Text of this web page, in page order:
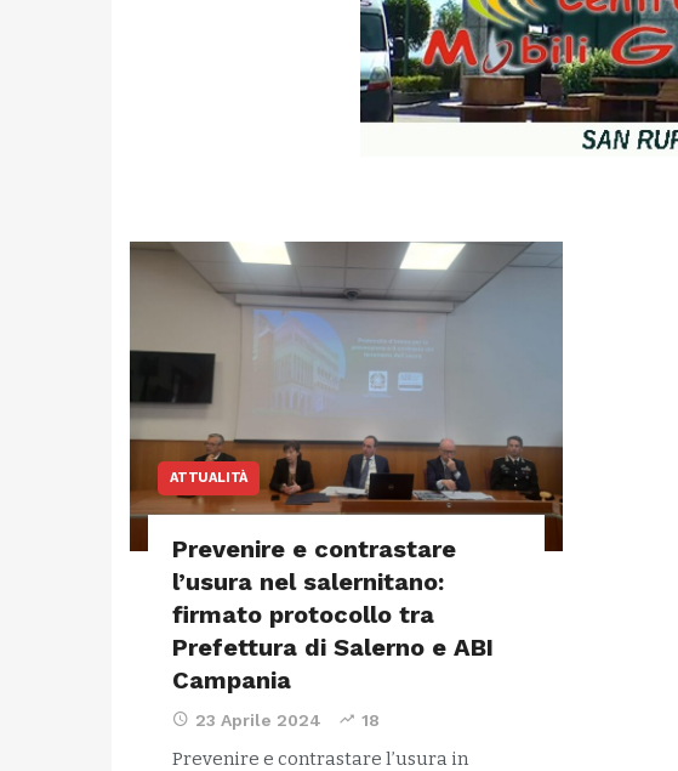
ATTUALITÀ
Prevenire e contrastare
l’usura nel salernitano:
firmato protocollo tra
Prefettura di Salerno e ABI
Campania
23 Aprile 2024 18
Prevenire e contrastare l’usura in